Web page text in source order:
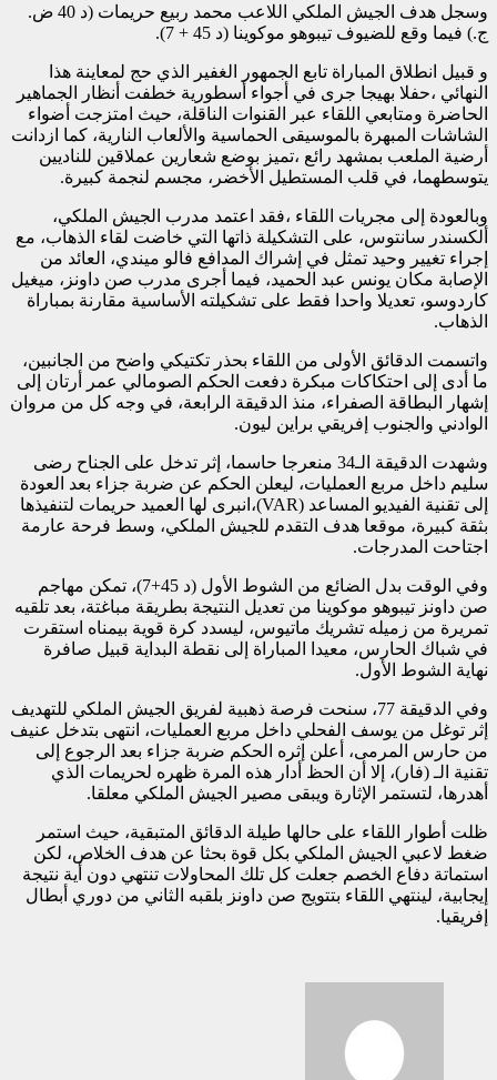
وسجل هدف الجيش الملكي اللاعب محمد ربيع حريمات (د 40 ض.
ج.) فيما وقع للضيوف تيبوهو موكوينا (د 45 + 7).
و قبيل انطلاق المباراة تابع الجمهور الغفير الذي حج لمعاينة هذا
النهائي ،حفلا بهيجا جرى في أجواء أسطورية خطفت أنظار الجماهير
الحاضرة ومتابعي اللقاء عبر القنوات الناقلة، حيث امتزجت أضواء
الشاشات المبهرة بالموسيقى الحماسية والألعاب النارية، كما ازدانت
أرضية الملعب بمشهد رائع ،تميز بوضع شعارين عملاقين للناديين
يتوسطهما، في قلب المستطيل الأخضر، مجسم لنجمة كبيرة.
وبالعودة إلى مجريات اللقاء ،فقد اعتمد مدرب الجيش الملكي،
ألكسندر سانتوس، على التشكيلة ذاتها التي خاضت لقاء الذهاب، مع
إجراء تغيير وحيد تمثل في إشراك المدافع فالو ميندي، العائد من
الإصابة مكان يونس عبد الحميد، فيما أجرى مدرب صن داونز، ميغيل
كاردوسو، تعديلا واحدا فقط على تشكيلته الأساسية مقارنة بمباراة
الذهاب.
واتسمت الدقائق الأولى من اللقاء بحذر تكتيكي واضح من الجانبين،
ما أدى إلى احتكاكات مبكرة دفعت الحكم الصومالي عمر أرتان إلى
إشهار البطاقة الصفراء، منذ الدقيقة الرابعة، في وجه كل من مروان
الوادني والجنوب إفريقي براين ليون.
وشهدت الدقيقة الـ34 منعرجا حاسما، إثر تدخل على الجناح رضى
سليم داخل مربع العمليات، ليعلن الحكم عن ضربة جزاء بعد العودة
إلى تقنية الفيديو المساعد (VAR)،انبرى لها العميد حريمات لتنفيذها
بثقة كبيرة، موقعا هدف التقدم للجيش الملكي، وسط فرحة عارمة
اجتاحت المدرجات.
وفي الوقت بدل الضائع من الشوط الأول (د 45+7)، تمكن مهاجم
صن داونز تيبوهو موكوينا من تعديل النتيجة بطريقة مباغتة، بعد تلقيه
تمريرة من زميله تشريك ماتيوس، ليسدد كرة قوية بيمناه استقرت
في شباك الحارس، معيدا المباراة إلى نقطة البداية قبيل صافرة
نهاية الشوط الأول.
وفي الدقيقة 77، سنحت فرصة ذهبية لفريق الجيش الملكي للتهديف
إثر توغل من يوسف الفحلي داخل مربع العمليات، انتهى بتدخل عنيف
من حارس المرمى، أعلن إثره الحكم ضربة جزاء بعد الرجوع إلى
تقنية الـ (فار)، إلا أن الحظ أدار هذه المرة ظهره لحريمات الذي
أهدرها، لتستمر الإثارة ويبقى مصير الجيش الملكي معلقا.
ظلت أطوار اللقاء على حالها طيلة الدقائق المتبقية، حيث استمر
ضغط لاعبي الجيش الملكي بكل قوة بحثا عن هدف الخلاص، لكن
استماتة دفاع الخصم جعلت كل تلك المحاولات تنتهي دون أية نتيجة
إيجابية، لينتهي اللقاء بتتويج صن داونز بلقبه الثاني من دوري أبطال
إفريقيا.